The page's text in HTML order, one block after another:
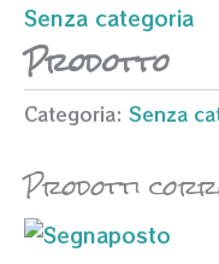
Senza categoria
Prodotto
Categoria: Senza
Prodotti